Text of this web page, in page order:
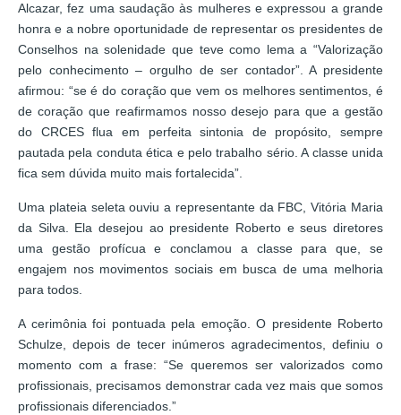
Alcazar, fez uma saudação às mulheres e expressou a grande
honra e a nobre oportunidade de representar os presidentes de
Conselhos na solenidade que teve como lema a “Valorização
pelo conhecimento – orgulho de ser contador”. A presidente
afirmou: “se é do coração que vem os melhores sentimentos, é
de coração que reafirmamos nosso desejo para que a gestão
do CRCES flua em perfeita sintonia de propósito, sempre
pautada pela conduta ética e pelo trabalho sério. A classe unida
fica sem dúvida muito mais fortalecida”.
Uma plateia seleta ouviu a representante da FBC, Vitória Maria
da Silva. Ela desejou ao presidente Roberto e seus diretores
uma gestão profícua e conclamou a classe para que, se
engajem nos movimentos sociais em busca de uma melhoria
para todos.
A cerimônia foi pontuada pela emoção. O presidente Roberto
Schulze, depois de tecer inúmeros agradecimentos, definiu o
momento com a frase: “Se queremos ser valorizados como
profissionais, precisamos demonstrar cada vez mais que somos
profissionais diferenciados.”